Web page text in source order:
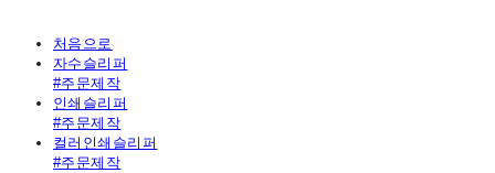
처음으로
자수슬리퍼
#주문제작
인쇄슬리퍼
#주문제작
컬러인쇄슬리퍼
#주문제작